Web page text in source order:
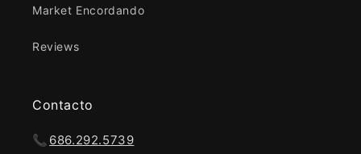
Market Encordando
Reviews
Contacto
📞 686.292.5739